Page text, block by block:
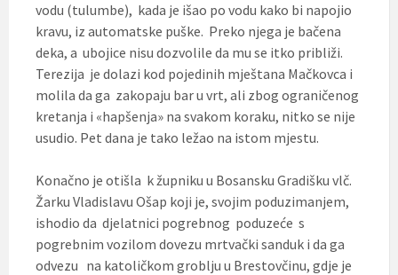
vodu (tulumbe), kada je išao po vodu kako bi napojio
kravu, iz automatske puške. Preko njega je bačena
deka, a ubojice nisu dozvolile da mu se itko približi.
Terezija je dolazi kod pojedinih mještana Mačkovca i
molila da ga zakopaju bar u vrt, ali zbog ograničenog
kretanja i «hapšenja» na svakom koraku, nitko se nije
usudio. Pet dana je tako ležao na istom mjestu.
Konačno je otišla k župniku u Bosansku Gradišku vlč.
Žarku Vladislavu Ošap koji je, svojim poduzimanjem,
ishodio da djelatnici pogrebnog poduzeće s
pogrebnim vozilom dovezu mrtvački sanduk i da ga
odvezu na katoličkom groblju u Brestovčinu, gdje je